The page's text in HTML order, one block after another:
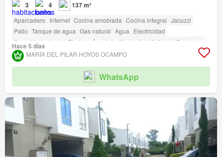
3 4 137 m²
Aparcadero Internet Cocina amoblada Cocina integral Jacuzzi
Patio Tanque de agua Gas natural Agua Electricidad
Seguridad privada
Piscina Área infantil Jardín Vigilante
Barbecue
Caseta de vigilancia
Hace 5 días
MARÍA DEL PILAR HOYOS OCAMPO
WhatsApp